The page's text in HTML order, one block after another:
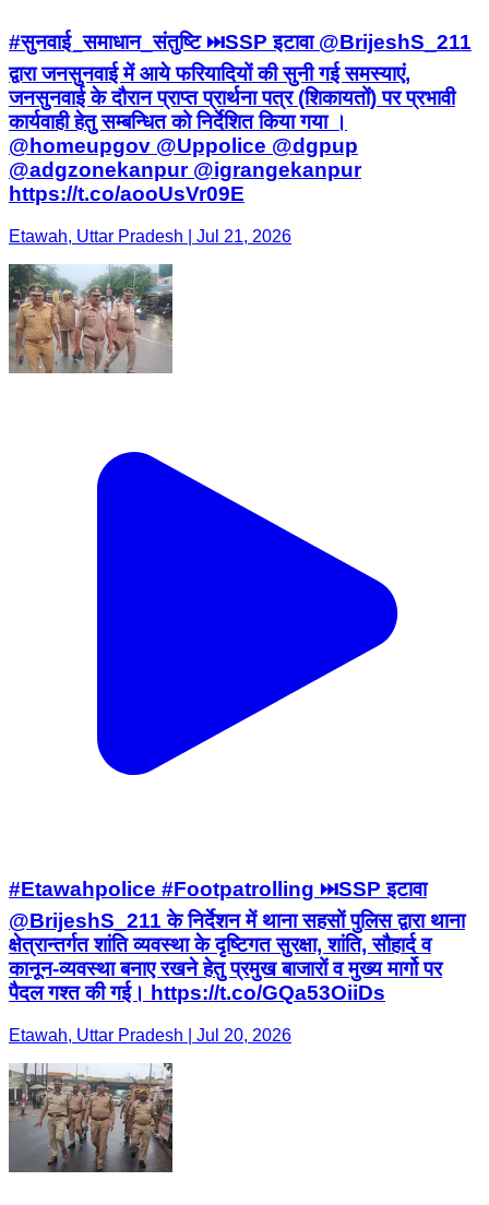
#सुनवाई_समाधान_संतुष्टि ⏭️SSP इटावा @BrijeshS_211
द्वारा जनसुनवाई में आये फरियादियों की सुनी गई समस्याएं,
जनसुनवाई के दौरान प्राप्त प्रार्थना पत्र (शिकायतों) पर प्रभावी
कार्यवाही हेतु सम्बन्धित को निर्देशित किया गया ।
@homeupgov @Uppolice @dgpup
@adgzonekanpur @igrangekanpur
https://t.co/aooUsVr09E
Etawah, Uttar Pradesh | Jul 21, 2026
#Etawahpolice #Footpatrolling ⏭️SSP इटावा
@BrijeshS_211 के निर्देशन में थाना सहसों पुलिस द्वारा थाना
क्षेत्रान्तर्गत शांति व्यवस्था के दृष्टिगत सुरक्षा, शांति, सौहार्द व
कानून-व्यवस्था बनाए रखने हेतु प्रमुख बाजारों व मुख्य मार्गो पर
पैदल गश्त की गई। https://t.co/GQa53OiiDs
Etawah, Uttar Pradesh | Jul 20, 2026